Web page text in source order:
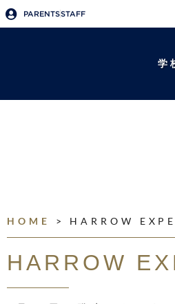
PARENTSSTAFF
学
HOME > HARROW
HARROW